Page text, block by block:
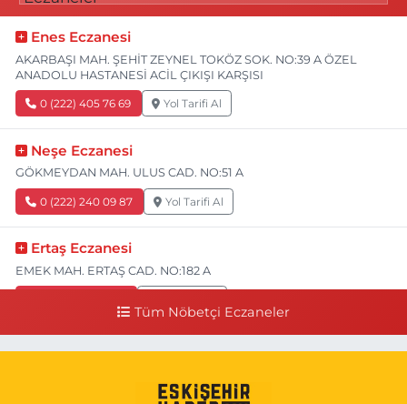
Enes Eczanesi
AKARBAŞI MAH. ŞEHİT ZEYNEL TOKÖZ SOK. NO:39 A ÖZEL
ANADOLU HASTANESİ ACİL ÇIKIŞI KARŞISI
0 (222) 405 76 69 Yol Tarifi Al
Neşe Eczanesi
GÖKMEYDAN MAH. ULUS CAD. NO:51 A
0 (222) 240 09 87 Yol Tarifi Al
Ertaş Eczanesi
EMEK MAH. ERTAŞ CAD. NO:182 A
YAN SOKAĞI POLİKLİNİK KAPISI TAM KARŞISI I
Tüm Nöbetçi Eczaneler